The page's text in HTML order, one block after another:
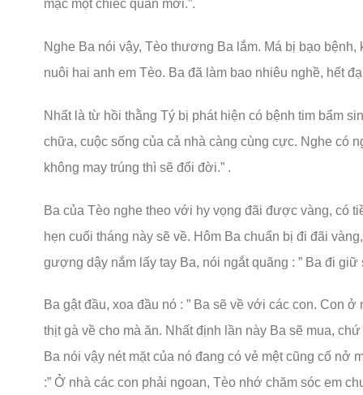
mặc một chiếc quần mới.”.
Nghe Ba nói vậy, Tèo thương Ba lắm. Má bị bạo
nuôi hai anh em Tèo. Ba đã làm bao nhiêu nghề, hết
Nhất là từ hồi thằng Tý bị phát hiện có bệnh tim bẩm
chữa, cuộc sống của cả nhà càng cùng cực. Nghe có
không may trúng thì sẽ đổi đời.” .
Ba của Tèo nghe theo với hy vọng đãi được vàng, có
hẹn cuối tháng này sẽ về. Hôm Ba chuẩn bị đi đãi
gượng dậy nắm lấy tay Ba, nói ngắt quãng : ” Ba đi
Ba gật đầu, xoa đầu nó : ” Ba sẽ về với các con. Con
thịt gà về cho mà ăn. Nhất định lần này Ba sẽ mua,
Ba nói vậy nét mặt của nó đang có vẻ mệt cũng cố
:” Ở nhà các con phải ngoan, Tèo nhớ chăm sóc em